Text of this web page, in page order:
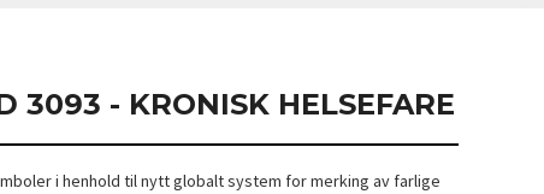
3093 - KRONISK HELSEFARE
i henhold til nytt globalt system for merking av farlige